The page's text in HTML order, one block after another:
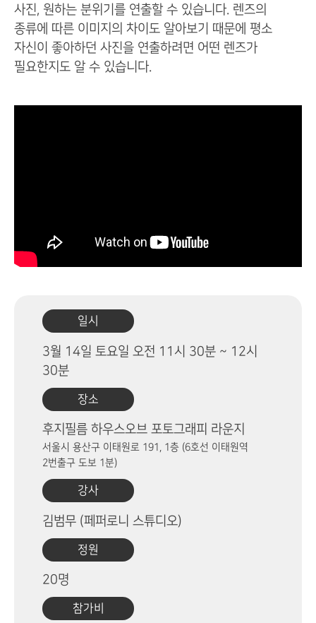
사진, 원하는 분위기를 연출할 수 있습니다. 렌즈의
종류에 따른 이미지의 차이도 알아보기 때문에 평소
자신이 좋아하던 사진을 연출하려면 어떤 렌즈가
필요한지도 알 수 있습니다.
일시
3월 14일 토요일 오전 11시 30분 ~ 12시
30분
장소
후지필름 하우스오브 포토그래피 라운지
서울시 용산구 이태원로 191, 1층 (6호선 이태원역
2번출구 도보 1분)
강사
김범무 (페퍼로니 스튜디오)
정원
20명
참가비